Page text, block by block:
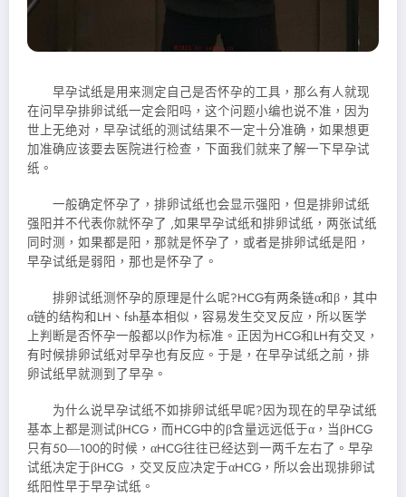
早孕试纸是用来测定自己是否怀孕的工具，那么有人就现
在问早孕排卵试纸一定会阳吗，这个问题小编也说不准，因为
世上无绝对，早孕试纸的测试结果不一定十分准确，如果想更
加准确应该要去医院进行检查，下面我们就来了解一下早孕试
纸。
一般确定怀孕了，排卵试纸也会显示强阳，但是排卵试纸
强阳并不代表你就怀孕了 ,如果早孕试纸和排卵试纸，两张试纸
同时测，如果都是阳，那就是怀孕了，或者是排卵试纸是阳，
早孕试纸是弱阳，那也是怀孕了。
排卵试纸测怀孕的原理是什么呢?HCG有两条链α和β，其中
α链的结构和LH、fsh基本相似，容易发生交叉反应，所以医学
上判断是否怀孕一般都以β作为标准。正因为HCG和LH有交叉，
有时候排卵试纸对早孕也有反应。于是，在早孕试纸之前，排
卵试纸早就测到了早孕。
为什么说早孕试纸不如排卵试纸早呢?因为现在的早孕试纸
基本上都是测试βHCG，而HCG中的β含量远远低于α，当βHCG
只有50―100的时候，αHCG往往已经达到一两千左右了。早孕
试纸决定于βHCG ，交叉反应决定于αHCG，所以会出现排卵试
纸阳性早于早孕试纸。